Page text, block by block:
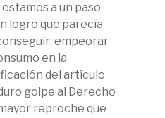
a un paso
logro que parecía
empeorar
en la
del artículo
golpe al Derecho
reproche que